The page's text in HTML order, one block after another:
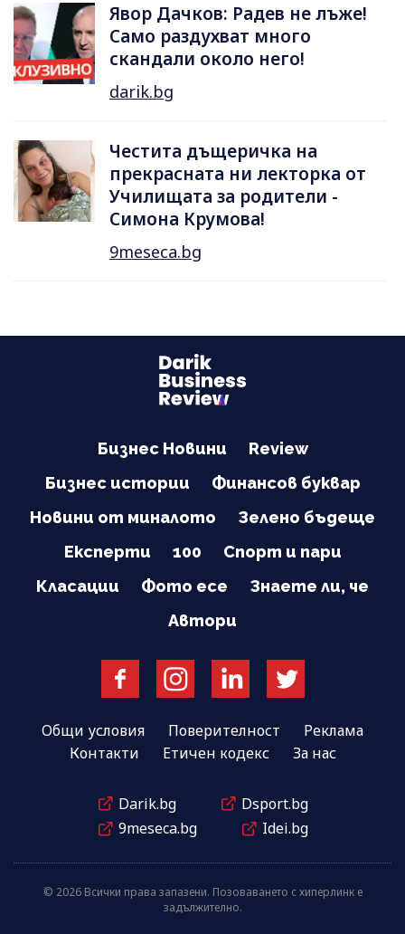
Явор Дачков: Радев не лъже!
Само раздухват много
скандали около него!
darik.bg
Честита дъщеричка на
прекрасната ни лекторка от
Училищата за родители -
Симона Крумова!
9meseca.bg
Бизнес Новини
Review
Бизнес истории
Финансов буквар
Новини от миналото
Зелено бъдеще
Експерти
100
Спорт и пари
Класации
Фото есе
Знаете ли, че
Автори
Общи условия Поверителност
Реклама
Контакти
Етичен кодекс За нас
Darik.bg
Dsport.bg
9meseca.bg
Idei.bg
© 2026 Всички права запазени. Позоваването с хиперлинк е
задължително.